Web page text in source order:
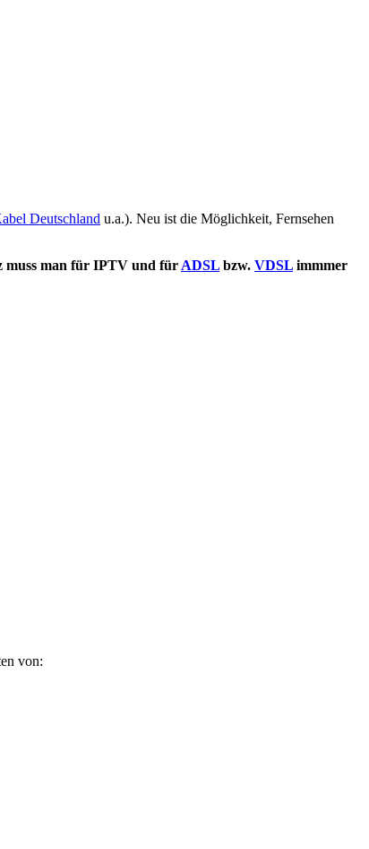
Deutschland u.a.). Neu ist die Möglichkeit, Fernsehen
muss man für IPTV und für ADSL bzw. VDSL immmer
von: